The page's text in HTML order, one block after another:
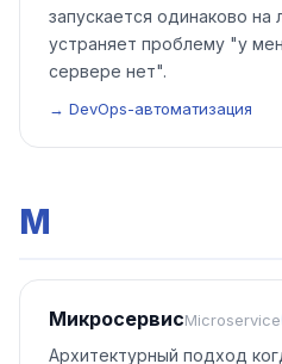
запускается одинаково
устраняет проблему "у
сервере нет".
→ DevOps-автоматизация
М
МикросервисMicroservice
Архитектурный подход